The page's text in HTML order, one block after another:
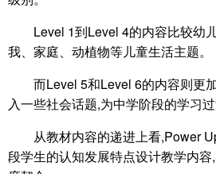
Level 1到Level 4的内容比较幼
我、家庭、动植物等儿童生活主题。
而Level 5和Level 6的内容则更
入一些社会话题,为中学阶段的学习过
从教材内容的递进上看,Power
段学生的认知发展特点设计教学内